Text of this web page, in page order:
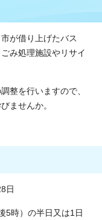
が借り上げたバス
み処理施設やリサイ
整を行いますので、
ませんか。
日
5時）の半日又は1日